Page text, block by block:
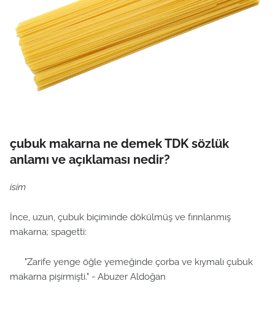
çubuk makarna ne demek TDK sözlük
anlamı ve açıklaması nedir?
isim
İnce, uzun, çubuk biçiminde dökülmüş ve fırınlanmış
makarna; spagetti:
"Zarife yenge öğle yemeğinde çorba ve kıymalı çubuk
makarna pişirmişti." - Abuzer Aldoğan